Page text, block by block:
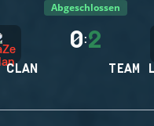
Abgeschlossen
CLAN
0:2